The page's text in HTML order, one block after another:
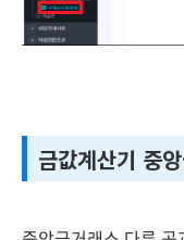
금값계산기 중